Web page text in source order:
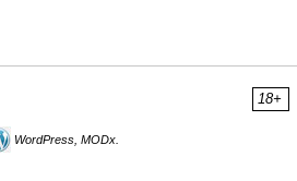
18+
WordPress, MODx.